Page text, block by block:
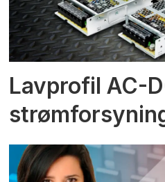
Lavprofil AC-